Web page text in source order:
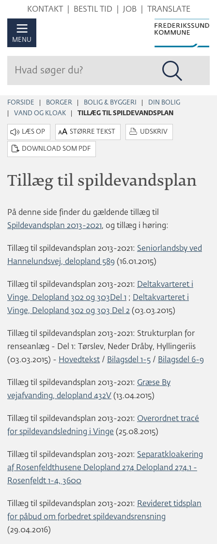
Hop
KONTAKT BESTIL TID JOB TRANSLATE
MENU
FORSIDE BORGER BOLIG & BYGGERI
DIN BOLIG
VAND OG KLOAK
TILLÆG TIL SPILDEVANDSPLAN
STØRRE TEKST UDSKRIV
DOWNLOAD SOM PDF
Tillæg til spildevandsplan
På denne side finder du gældende tillæg til
Spildevandsplan 2013-2021, og tillæg i høring:
Tillæg til spildevandsplan 2013-2021: Seniorlandsby ved
Hannelundsvej, delopland 589 (16.01.2015)
Tillæg til spildevandsplan 2013-2021: Deltakvarteret i
Vinge, Delopland 302 og 303Del 1 ; Deltakvarteret i
Vinge, Delopland 302 og 303 Del 2 (03.03.2015)
Tillæg til spildevandsplan 2013-2021: Strukturplan for
renseanlæg - Del 1: Tørslev, Neder Dråby, Hyllingeriis
(03.03.2015) - Hovedtekst / Bilagsdel 1-5 / Bilagsdel 6-9
Tillæg til spildevandsplan 2013-2021: Græse By
vejafvanding, delopland 432V (13.04.2015)
Tillæg til spildevandsplan 2013-2021: Overordnet tracé
for spildevandsledning i Vinge (25.08.2015)
Tillæg til spildevandsplan 2013-2021: Separatkloakering
af Rosenfeldthusene Delopland 274 Delopland 274.1 -
Rosenfeldt 1-4, 3600
Tillæg til spildevandsplan 2013-2021: Revideret tidsplan
for påbud om forbedret spildevandsrensning
(29.04.2016)